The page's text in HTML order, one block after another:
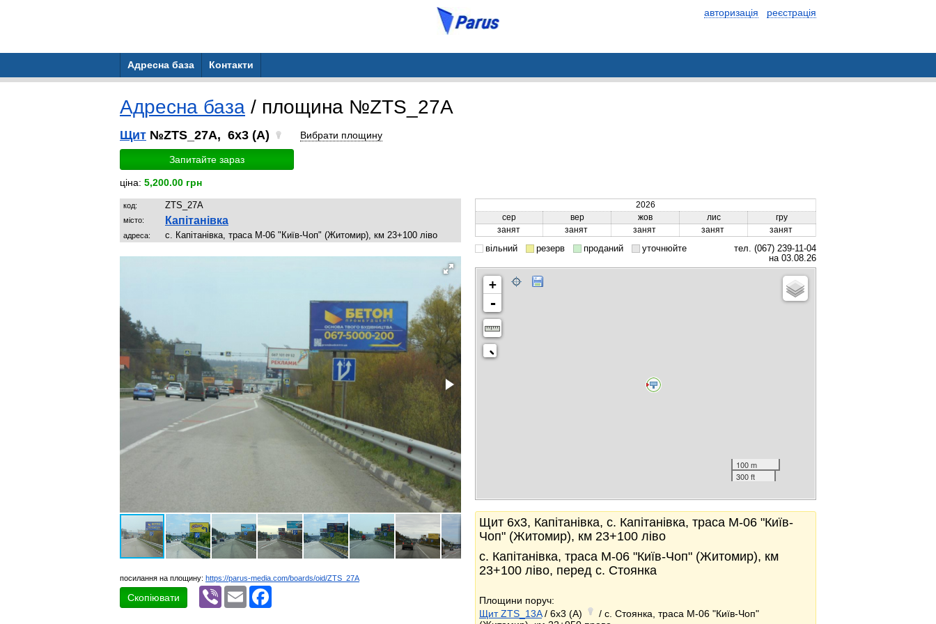
авторизація реєстрація
Адресна база Контакти
Адресна база / площина №ZTS_27A
Щит №ZTS_27A, 6x3 (A) Вибрати площину
Запитайте зараз
ціна: 5,200.00 грн
код: ZTS_27A
місто: Капітанівка
адреса: с. Капітанівка, траса М-06 "Київ-Чоп" (Житомир), км 23+100 ліво
посилання на площину: https://parus-media.com/boards/oid/ZTS_27A
Скопіювати
Viber Email
2026
сер
вер жов лис
гру
занят
занят занят занят занят
вільний резерв проданий уточнюйте
тел. (067) 239-11-04
на 03.08.26
+
-
100 m
300 ft
Щит 6x3, Капітанівка, с. Капітанівка, траса М-06 "Київ-
Чоп" (Житомир), км 23+100 ліво
с. Капітанівка, траса М-06 "Київ-Чоп" (Житомир), км
23+100 ліво, перед с. Стоянка
Площини поруч:
Щит ZTS_13A/ 6x3 (A)
/ с. Стоянка, траса М-06 "Київ-Чоп"